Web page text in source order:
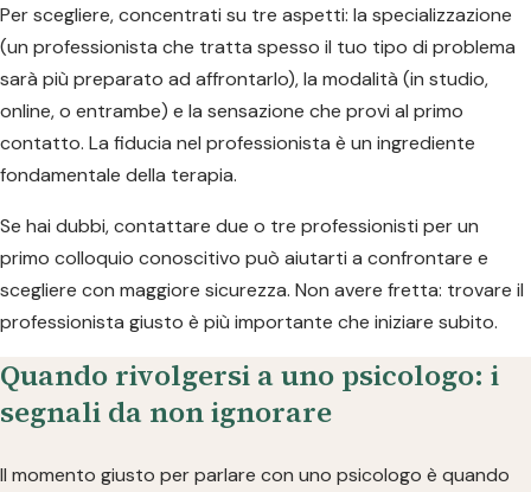
Per scegliere, concentrati su tre aspetti: la specializzazione
(un professionista che tratta spesso il tuo tipo di problema
sarà più preparato ad affrontarlo), la modalità (in studio,
online, o entrambe) e la sensazione che provi al primo
contatto. La fiducia nel professionista è un ingrediente
fondamentale della terapia.
Se hai dubbi, contattare due o tre professionisti per un
primo colloquio conoscitivo può aiutarti a confrontare e
scegliere con maggiore sicurezza. Non avere fretta: trovare il
professionista giusto è più importante che iniziare subito.
Quando rivolgersi a uno psicologo: i
segnali da non ignorare
Il momento giusto per parlare con uno psicologo è quando